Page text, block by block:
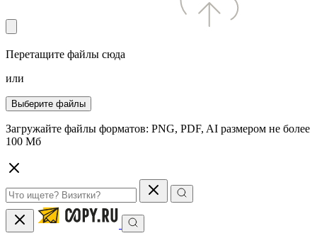
Перетащите файлы сюда
или
Выберите файлы
Загружайте файлы форматов: PNG, PDF, AI размером не более
100 Мб